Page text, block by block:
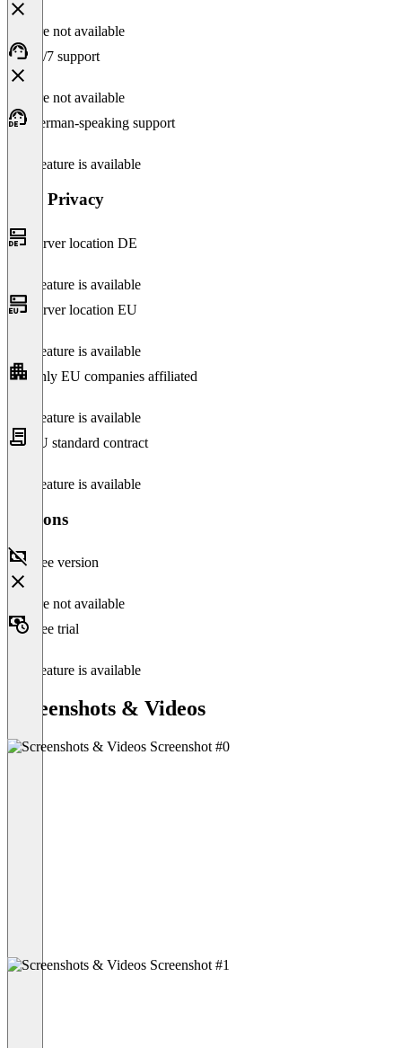
Feature not available
24/7 support
Feature not available
German-speaking support
This feature is available
Data Privacy
Server location DE
This feature is available
Server location EU
This feature is available
Only EU companies affiliated
This feature is available
EU standard contract
This feature is available
Versions
Free version
Feature not available
Free trial
This feature is available
Screenshots & Videos